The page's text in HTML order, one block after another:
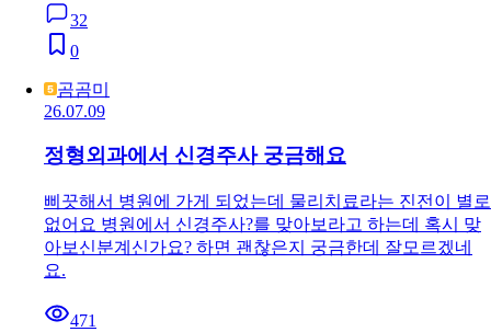
32
0
곰곰미
26.07.09
정형외과에서 신경주사 궁금해요
삐끗해서 병원에 가게 되었는데 물리치료라는 진전이 별로
없어요 병원에서 신경주사?를 맞아보라고 하는데 혹시 맞
아보신분계신가요? 하면 괜찮은지 궁금한데 잘모르겠네
요.
471